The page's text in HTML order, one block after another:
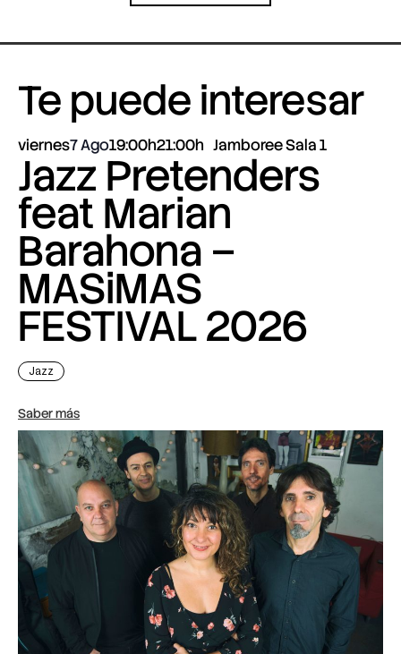
Te puede interesar
viernes7 Ago19:00h21:00h Jamboree Sala 1
Jazz Pretenders
feat Marian
Barahona –
MASiMAS
FESTIVAL 2026
Jazz
Saber más